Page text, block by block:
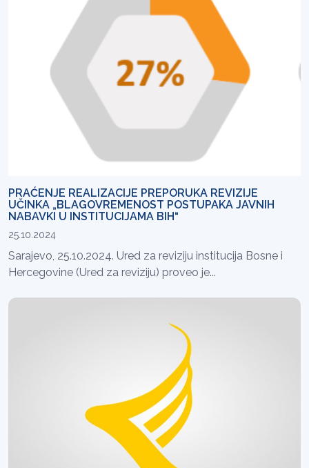
PRAĆENJE REALIZACIJE PREPORUKA REVIZIJE
UČINKA „BLAGOVREMENOST POSTUPAKA JAVNIH
NABAVKI U INSTITUCIJAMA BIH“
25.10.2024
Sarajevo, 25.10.2024. Ured za reviziju institucija Bosne i
Hercegovine (Ured za reviziju) proveo je...